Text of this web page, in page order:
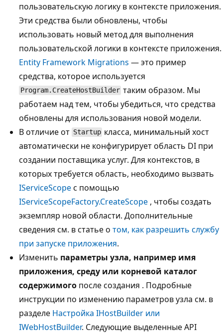
пользовательскую логику в контексте приложения.
Эти средства были обновлены, чтобы
использовать новый метод для выполнения
пользовательской логики в контексте приложения.
Entity Framework Migrations — это пример
средства, которое используется
Program.CreateHostBuilder таким образом. Мы
работаем над тем, чтобы убедиться, что средства
обновлены для использования новой модели.
В отличие от Startup класса, минимальный хост
автоматически не конфигурирует область DI при
создании поставщика услуг. Для контекстов, в
которых требуется область, необходимо вызвать
IServiceScopeс помощью
IServiceScopeFactory.CreateScope , чтобы создать
экземпляр новой области. Дополнительные
сведения см. в статье о том, как разрешить службу
при запуске приложения.
Изменить параметры узла, например имя
приложения, среду или корневой каталог
содержимого после создания . Подробные
инструкции по изменению параметров узла см. в
разделе Настройка IHostBuilder или
IWebHostBuilder. Следующие выделенные API